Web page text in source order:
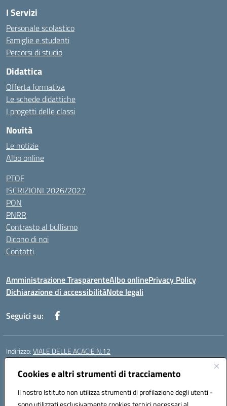
Cookies e altri strumenti di tracciamento
Il nostro Istituto non utilizza strumenti di profilazione degli utenti -
I Servizi
Personale scolastico
Famiglie e studenti
Percorsi di studio
Didattica
Offerta formativa
Le schede didattiche
I progetti delle classi
Novità
Le notizie
Albo online
PTOF
ISCRIZIONI 2026/2027
PON
PNRR
Contrasto al bullismo
Dicono di noi
Contatti
Amministrazione TrasparenteAlbo onlinePrivacy Policy
Dichiarazione di accessibilitàNote legali
Seguici su:
Indirizzo:VIALE DELLE ACACIE N.12
Centralino:
Posta elettronica certificata (PEC):ceic87900q@pec.istruzione.it
Codice fiscale: 93082010617
Codice meccanografico:CEIC87900Q